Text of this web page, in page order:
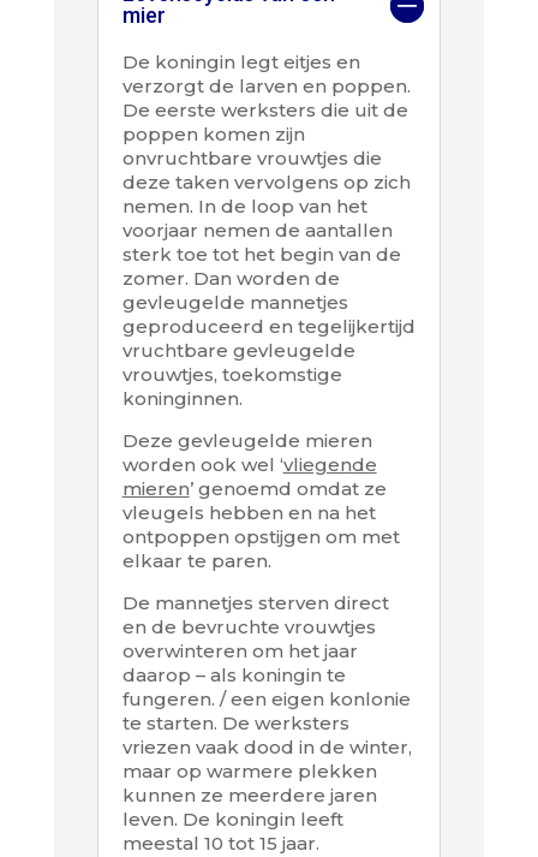
mier
De koningin legt eitjes en
verzorgt de larven en poppen.
De eerste werksters die uit de
poppen komen zijn
onvruchtbare vrouwtjes die
deze taken vervolgens op zich
nemen. In de loop van het
voorjaar nemen de aantallen
sterk toe tot het begin van de
zomer. Dan worden de
gevleugelde mannetjes
geproduceerd en tegelijkertijd
vruchtbare gevleugelde
vrouwtjes, toekomstige
koninginnen.
Deze gevleugelde mieren
worden ook wel ‘vliegende
mieren’ genoemd omdat ze
vleugels hebben en na het
ontpoppen opstijgen om met
elkaar te paren.
De mannetjes sterven direct
en de bevruchte vrouwtjes
overwinteren om het jaar
daarop – als koningin te
fungeren. / een eigen konlonie
te starten. De werksters
vriezen vaak dood in de winter,
maar op warmere plekken
kunnen ze meerdere jaren
leven. De koningin leeft
meestal 10 tot 15 jaar.